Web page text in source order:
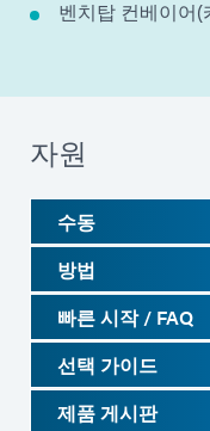
벤치탑 컨베이어
자원
수동
방법
빠른 시작 / FAQ
선택 가이드
제품 게시판